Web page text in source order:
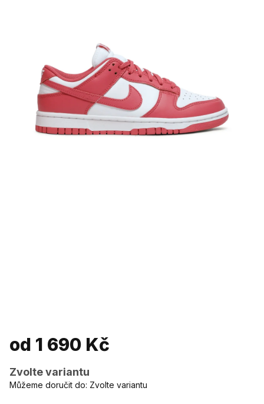
od 1 690 Kč
Zvolte variantu
Můžeme doručit do: Zvolte variantu